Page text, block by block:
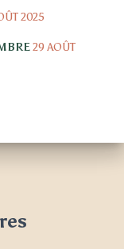
2025
29 AOÛT